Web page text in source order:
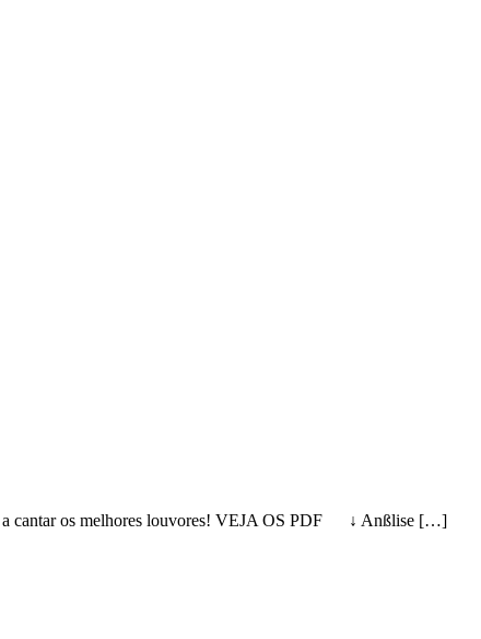
a cantar os melhores louvores! VEJA OS PDF ↓ Anßlise […]